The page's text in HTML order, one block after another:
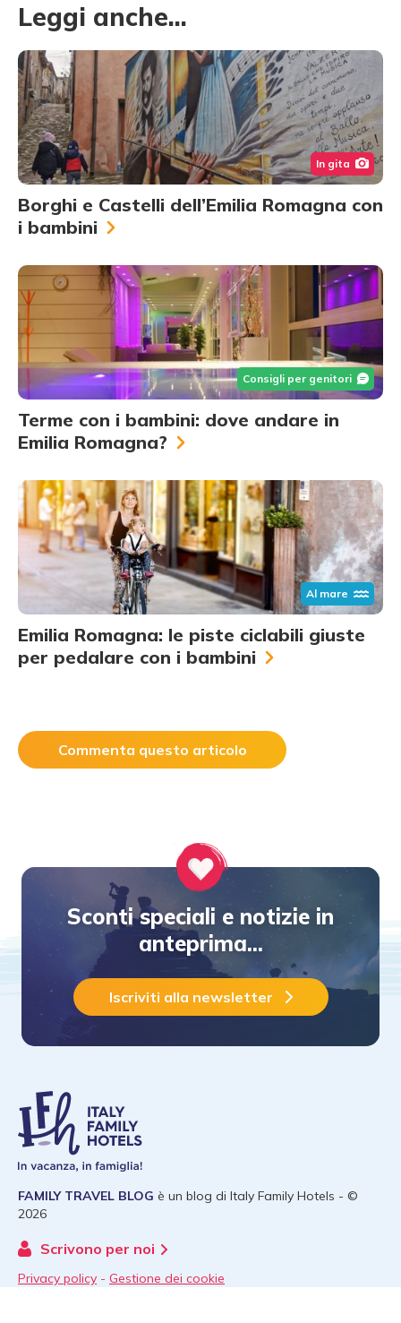
Leggi anche...
In gita
Borghi e Castelli dell’Emilia Romagna con
i bambini
Consigli per genitori
Terme con i bambini: dove andare in
Emilia Romagna?
Al mare
Emilia Romagna: le piste ciclabili giuste
per pedalare con i bambini
Commenta questo articolo
Sconti speciali e notizie in
anteprima...
Iscriviti alla newsletter
FAMILY TRAVEL BLOG è un blog di Italy Family Hotels - ©
2026
Scrivono per noi
Privacy policy - Gestione dei cookie